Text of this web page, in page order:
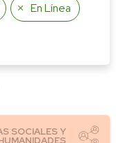
En Línea